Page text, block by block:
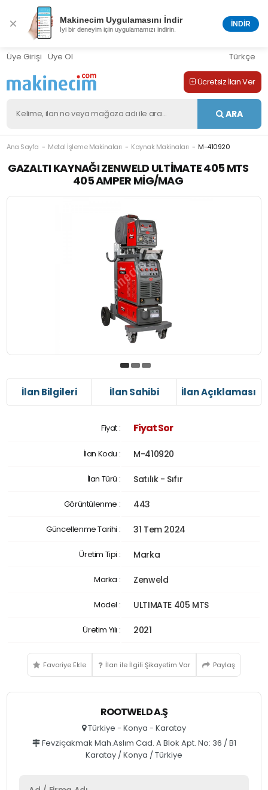
× Makinecim Uygulamasını İndir
İyi bir deneyim için uygulamamızı indirin.
İNDİR
Üye Girişi Üye Ol Türkçe
Ücretsiz İlan Ver
ARA
Ana Sayfa Metal İşleme Makinaları Kaynak Makinaları M-410920
GAZALTI KAYNAĞI ZENWELD ULTIMATE 405 MTS
405 AMPER MIG/MAG
İlan Bilgileri İlan Sahibi İlan Açıklaması
Fiyat : Fiyat Sor
İlan Kodu : M-410920
İlan Türü : Satılık - Sıfır
Görüntülenme : 443
Güncellenme Tarihi : 31 Tem 2024
Üretim Tipi : Marka
Marka : Zenweld
Model : ULTIMATE 405 MTS
Üretim Yılı : 2021
Favoriye Ekle İlan ile İlgili Şikayetim Var Paylaş
ROOTWELD A.Ş
Türkiye - Konya - Karatay
Fevziçakmak Mah.Aslım Cad. A Blok Apt. No: 36 / B1
Karatay / Konya / Türkiye